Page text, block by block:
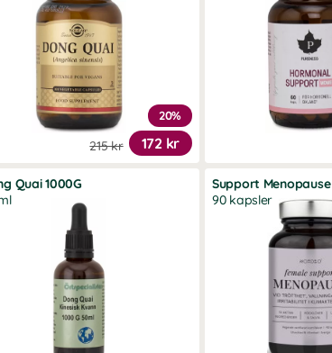
20%
172 kr
215 kr
Quai 1000G
Support Menopause
90 kapsler